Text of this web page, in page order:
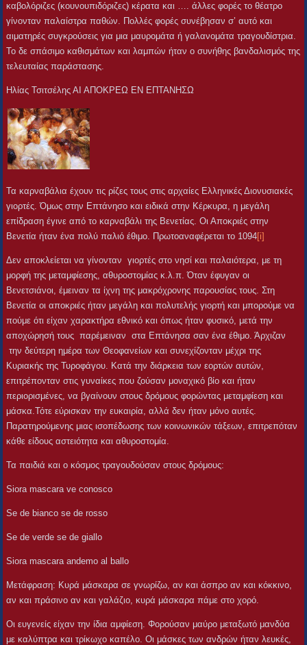
καβολόριζες (κουνουπιδόριζες) κέρατα και …. άλλες φορές το θέατρο
γίνονταν παλαίστρα παθών. Πολλές φορές συνέβησαν σ’ αυτό και
αιματηρές συγκρούσεις για μια μαυρομάτα ή γαλανομάτα τραγουδίστρια.
Το δε σπάσιμο καθισμάτων και λαμπών ήταν ο συνήθης βανδαλισμός της
τελευταίας παράστασης.
Ηλίας Τσιτσέλης ΑΙ ΑΠΟΚΡΕΩ ΕΝ ΕΠΤΑΝΗΣΩ
Τα καρναβάλια έχουν τις ρίζες τους στις αρχαίες Ελληνικές Διονυσιακές
γιορτές. Όμως στην Επτάνησο και ειδικά στην Κέρκυρα, η μεγάλη
επίδραση έγινε από το καρναβάλι της Βενετίας. Οι Αποκριές στην
Βενετία ήταν ένα πολύ παλιό έθιμο. Πρωτοαναφέρεται το 1094[i]
Δεν αποκλείεται να γίνονταν γιορτές στο νησί και παλαιότερα, με τη
μορφή της μεταμφίεσης, αθυροστομίας κ.λ.π. Όταν έφυγαν οι
Βενετσιάνοι, έμειναν τα ίχνη της μακρόχρονης παρουσίας τους. Στη
Βενετία οι αποκριές ήταν μεγάλη και πολυτελής γιορτή και μπορούμε να
πούμε ότι είχαν χαρακτήρα εθνικό και όπως ήταν φυσικό, μετά την
αποχώρησή τους παρέμειναν στα Επτάνησα σαν ένα έθιμο. Άρχιζαν
την δεύτερη ημέρα των Θεοφανείων και συνεχίζονταν μέχρι της
Κυριακής της Τυροφάγου. Κατά την διάρκεια των εορτών αυτών,
επιτρέπονταν στις γυναίκες που ζούσαν μοναχικό βίο και ήταν
περιορισμένες, να βγαίνουν στους δρόμους φορώντας μεταμφίεση και
μάσκα.Τότε εύρισκαν την ευκαιρία, αλλά δεν ήταν μόνο αυτές.
Παρατηρούμενης μιας ισοπέδωσης των κοινωνικών τάξεων, επιτρεπόταν
κάθε είδους αστειότητα και αθυροστομία.
Τα παιδιά και ο κόσμος τραγουδούσαν στους δρόμους:
Siora mascara ve conosco
Se de bianco se de rosso
Se de verde se de giallo
Siora mascara andemo al ballo
Μετάφραση: Κυρά μάσκαρα σε γνωρίζω, αν και άσπρο αν και κόκκινο,
αν και πράσινο αν και γαλάζιο, κυρά μάσκαρα πάμε στο χορό.
Οι ευγενείς είχαν την ίδια αμφίεση. Φορούσαν μαύρο μεταξωτό μανδύα
με καλύπτρα και τρίκωχο καπέλο. Οι μάσκες των ανδρών ήταν λευκές,